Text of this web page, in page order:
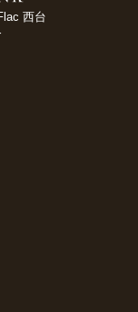
西台